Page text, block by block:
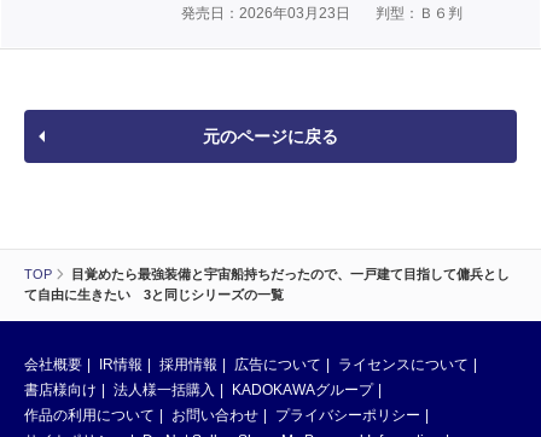
TOP
目覚めたら最強装備と宇宙船持ちだったので、一戸建て目指して傭兵とし
て自由に生きたい 3と同じシリーズの一覧
発売日：2026年03月23日
判型：Ｂ６判
元のページに戻る
会社概要 IR情報 採用情報 広告について
ライセンスについて
書店様向け
法人様一括購入
KADOKAWAグループ
作品の利用について
お問い合わせ
プライバシーポリシー